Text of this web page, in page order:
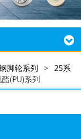
脚轮系列 > 25系
(PU)系列